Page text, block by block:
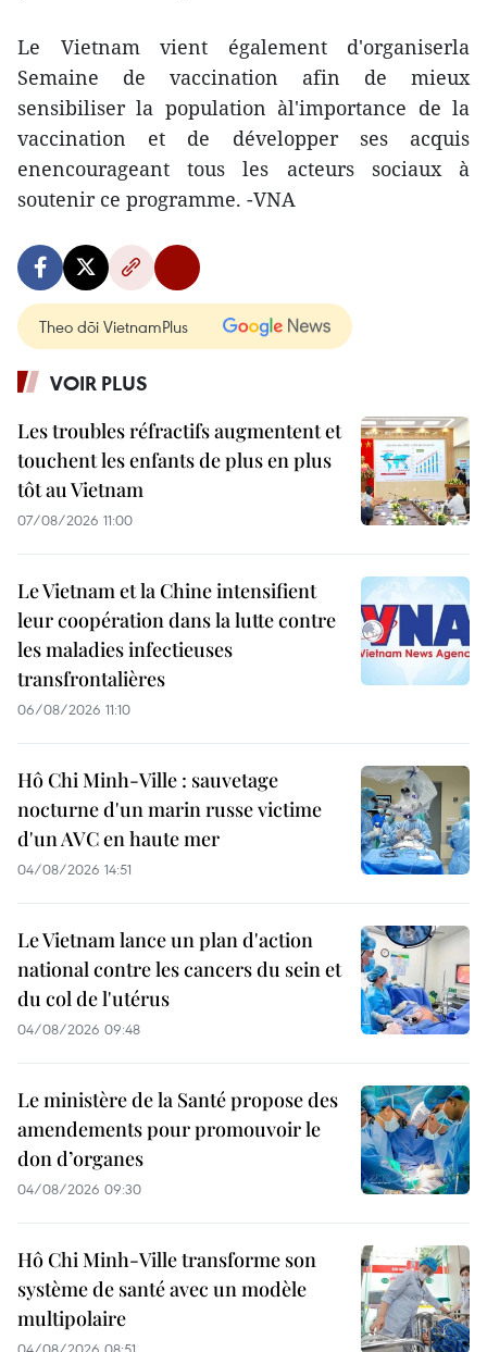
Le Vietnam vient également d'organiserla
Semaine de vaccination afin de mieux
sensibiliser la population àl'importance de la
vaccination et de développer ses acquis
enencourageant tous les acteurs sociaux à
soutenir ce programme. -VNA
Theo dõi VietnamPlus
VOIR PLUS
Les troubles réfractifs augmentent et
touchent les enfants de plus en plus
tôt au Vietnam
07/08/2026 11:00
Le Vietnam et la Chine intensifient
leur coopération dans la lutte contre
les maladies infectieuses
transfrontalières
06/08/2026 11:10
Hô Chi Minh-Ville : sauvetage
nocturne d'un marin russe victime
d'un AVC en haute mer
04/08/2026 14:51
Le Vietnam lance un plan d'action
national contre les cancers du sein et
du col de l'utérus
04/08/2026 09:48
Le ministère de la Santé propose des
amendements pour promouvoir le
don d’organes
04/08/2026 09:30
Hô Chi Minh-Ville transforme son
système de santé avec un modèle
multipolaire